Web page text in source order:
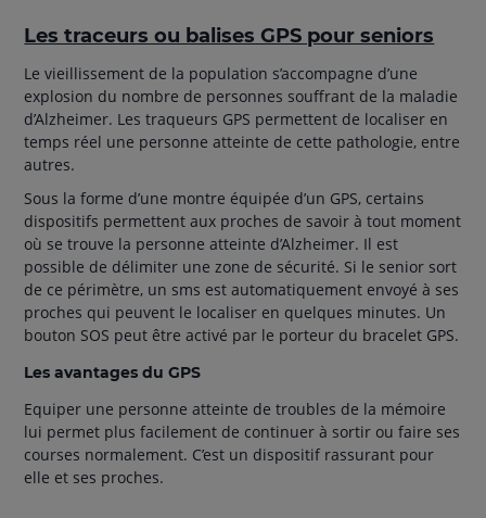
Les traceurs ou balises GPS pour seniors
Le vieillissement de la population s’accompagne d’une
explosion du nombre de personnes souffrant de la maladie
d’Alzheimer. Les traqueurs GPS permettent de localiser en
temps réel une personne atteinte de cette pathologie, entre
autres.
Sous la forme d’une montre équipée d’un GPS, certains
dispositifs permettent aux proches de savoir à tout moment
où se trouve la personne atteinte d’Alzheimer. Il est
possible de délimiter une zone de sécurité. Si le senior sort
de ce périmètre, un sms est automatiquement envoyé à ses
proches qui peuvent le localiser en quelques minutes. Un
bouton SOS peut être activé par le porteur du bracelet GPS.
Les avantages du GPS
Equiper une personne atteinte de troubles de la mémoire
lui permet plus facilement de continuer à sortir ou faire ses
courses normalement. C’est un dispositif rassurant pour
elle et ses proches.